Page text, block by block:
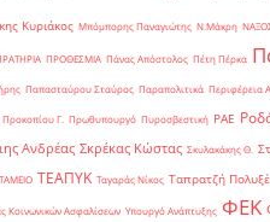
Κυριάκος Μπόμπορης Παναγιώτης Ν.Μάκρη
ΠΡΟΘΕΣΜΙΑ Πάνας Απόστολος Πέτη Πέρκα
Παπασταύρου Σταύρος Παραπολιτικά Περιφέρεια
Προκοπίου Γ. Πρωθυπουργό Πυροσβεστική ΡΑΕ
Ανδρέας Σκρέκας Κώστας Σκυλακάκης Θ.
ΤΑΜΕΙΟ ΤΕΑΠΥΚ Ταγαράς Νίκος Ταπρατζή
Κοινωνικών Ασφαλίσεων Υπουργό Ανάπτυξης ΦΕΚ